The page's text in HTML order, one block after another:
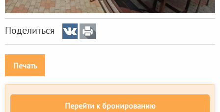
Поделиться
Печать
Перейти к бронированию